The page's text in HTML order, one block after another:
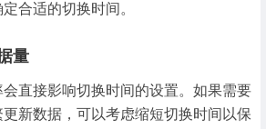
合适的切换时间。
量
直接影响切换时间的设置。如果需要
新数据，可以考虑缩短切换时间以保